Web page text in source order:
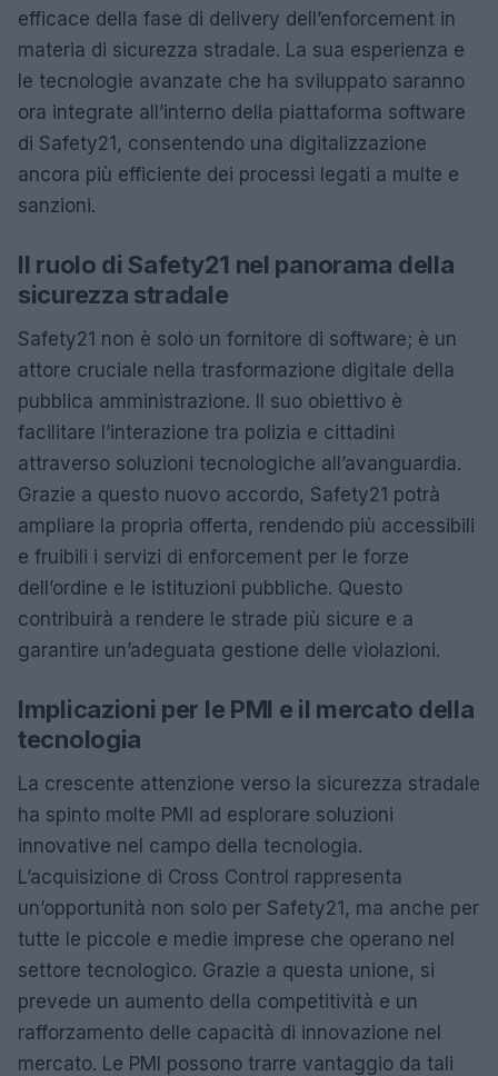
efficace della fase di delivery dell’enforcement in
materia di sicurezza stradale. La sua esperienza e
le tecnologie avanzate che ha sviluppato saranno
ora integrate all’interno della piattaforma software
di Safety21, consentendo una digitalizzazione
ancora più efficiente dei processi legati a multe e
sanzioni.
Il ruolo di Safety21 nel panorama della
sicurezza stradale
Safety21 non è solo un fornitore di software; è un
attore cruciale nella trasformazione digitale della
pubblica amministrazione. Il suo obiettivo è
facilitare l’interazione tra polizia e cittadini
attraverso soluzioni tecnologiche all’avanguardia.
Grazie a questo nuovo accordo, Safety21 potrà
ampliare la propria offerta, rendendo più accessibili
e fruibili i servizi di enforcement per le forze
dell’ordine e le istituzioni pubbliche. Questo
contribuirà a rendere le strade più sicure e a
garantire un’adeguata gestione delle violazioni.
Implicazioni per le PMI e il mercato della
tecnologia
La crescente attenzione verso la sicurezza stradale
ha spinto molte PMI ad esplorare soluzioni
innovative nel campo della tecnologia.
L’acquisizione di Cross Control rappresenta
un’opportunità non solo per Safety21, ma anche per
tutte le piccole e medie imprese che operano nel
settore tecnologico. Grazie a questa unione, si
prevede un aumento della competitività e un
rafforzamento delle capacità di innovazione nel
mercato. Le PMI possono trarre vantaggio da tali